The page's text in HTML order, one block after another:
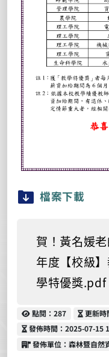
檔案下載
賀！黃名媛
年度【校級
學特優獎
點閱
點閱：287 更新時
更新
發佈時間
發佈時間：2025-07-15
發佈單位
發佈單位：森林暨自然